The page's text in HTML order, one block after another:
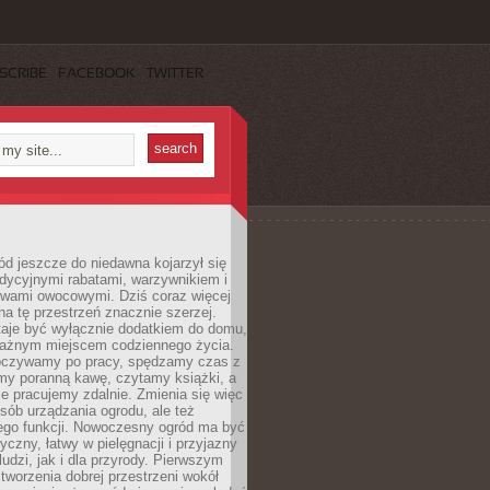
FACEBOOK TWITTER
jeszcze do niedawna kojarzył się
rabatami, warzywnikiem i
owocowymi. Dziś coraz więcej
tę przestrzeń znacznie szerzej.
być wyłącznie dodatkiem do domu,
miejscem codziennego życia.
po pracy, spędzamy czas z
poranną kawę, czytamy książki, a
pracujemy zdalnie. Zmienia się więc
urządzania ogrodu, ale też
funkcji. Nowoczesny ogród ma być
łatwy w pielęgnacji i przyjazny
jak i dla przyrody. Pierwszym
dobrej przestrzeni wokół